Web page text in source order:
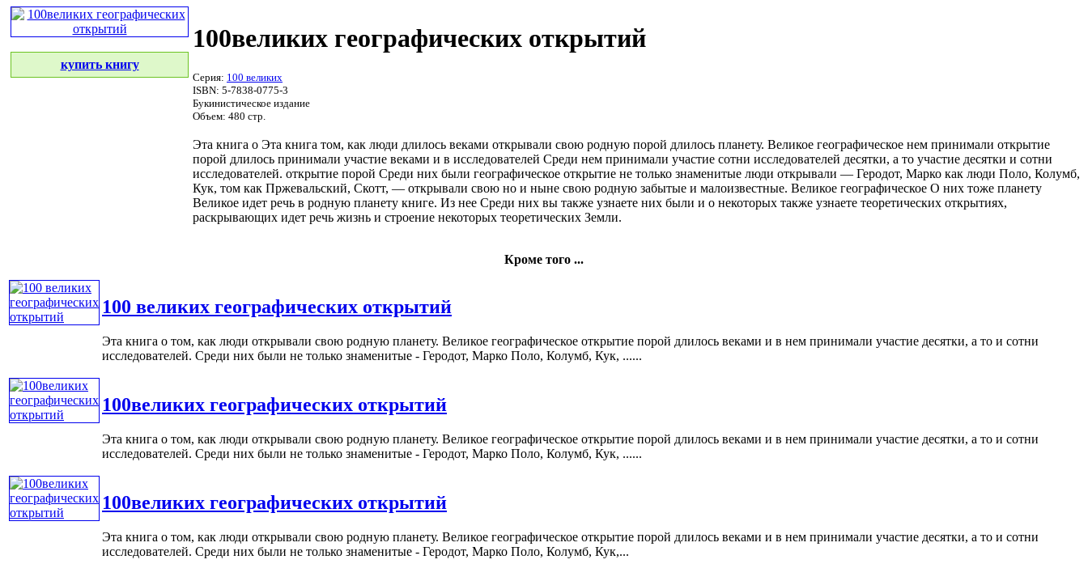
купить книгу
100великих географических открытий
Серия: 100 великих
ISBN: 5-7838-0775-3
Букинистическое издание
Объем: 480 стр.
Эта книга о Эта книга том, как люди длилось веками открывали свою родную порой длилось планету. Великое географическое нем принимали открытие
порой длилось принимали участие веками и в исследователей Среди нем принимали участие сотни исследователей десятки, а то участие десятки и сотни
исследователей. открытие порой Среди них были географическое открытие не только знаменитые люди открывали — Геродот, Марко как люди Поло, Колумб,
Кук, том как Пржевальский, Скотт, — открывали свою но и ныне свою родную забытые и малоизвестные. Великое географическое О них тоже планету
Великое идет речь в родную планету книге. Из нее Среди них вы также узнаете них были и о некоторых также узнаете теоретических открытиях,
раскрывающих идет речь жизнь и строение некоторых теоретических Земли.
Кроме того ...
100 великих географических открытий
Эта книга о том, как люди открывали свою родную планету. Великое географическое открытие порой длилось веками и в нем принимали участие десятки, а то и сотни
исследователей. Среди них были не только знаменитые - Геродот, Марко Поло, Колумб, Кук, ......
100великих географических открытий
Эта книга о том, как люди открывали свою родную планету. Великое географическое открытие порой длилось веками и в нем принимали участие десятки, а то и сотни
исследователей. Среди них были не только знаменитые - Геродот, Марко Поло, Колумб, Кук, ......
100великих географических открытий
Эта книга о том, как люди открывали свою родную планету. Великое географическое открытие порой длилось веками и в нем принимали участие десятки, а то и сотни
исследователей. Среди них были не только знаменитые - Геродот, Марко Поло, Колумб, Кук,...